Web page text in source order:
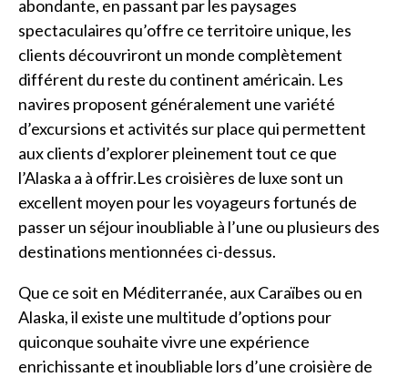
abondante, en passant par les paysages
spectaculaires qu’offre ce territoire unique, les
clients découvriront un monde complètement
différent du reste du continent américain. Les
navires proposent généralement une variété
d’excursions et activités sur place qui permettent
aux clients d’explorer pleinement tout ce que
l’Alaska a à offrir.Les croisières de luxe sont un
excellent moyen pour les voyageurs fortunés de
passer un séjour inoubliable à l’une ou plusieurs des
destinations mentionnées ci-dessus.
Que ce soit en Méditerranée, aux Caraïbes ou en
Alaska, il existe une multitude d’options pour
quiconque souhaite vivre une expérience
enrichissante et inoubliable lors d’une croisière de